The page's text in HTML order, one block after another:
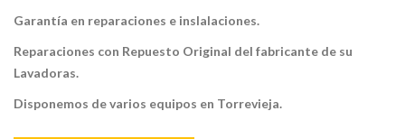
Garantía en reparaciones e inslalaciones.
Reparaciones con Repuesto Original del fabricante de su
Lavadoras.
Disponemos de varios equipos en Torrevieja.